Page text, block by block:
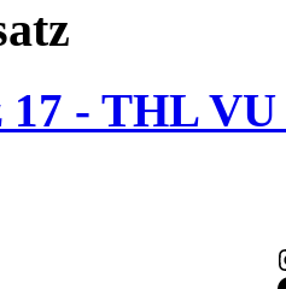
17 - THL